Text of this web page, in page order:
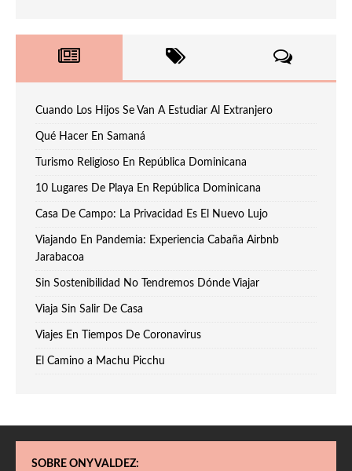
Cuando Los Hijos Se Van A Estudiar Al Extranjero
Qué Hacer En Samaná
Turismo Religioso En República Dominicana
10 Lugares De Playa En República Dominicana
Casa De Campo: La Privacidad Es El Nuevo Lujo
Viajando En Pandemia: Experiencia Cabaña Airbnb
Jarabacoa
Sin Sostenibilidad No Tendremos Dónde Viajar
Viaja Sin Salir De Casa
Viajes En Tiempos De Coronavirus
El Camino a Machu Picchu
SOBRE ONY VALDEZ: